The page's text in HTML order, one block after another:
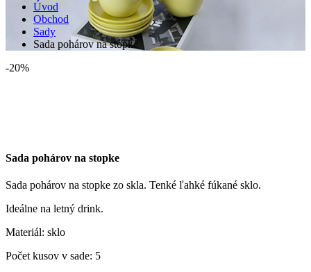
Úvod
Obchod
Sady
Sada pohárov na stopke
-20%
Sada pohárov na stopke
Sada pohárov na stopke zo skla. Tenké ľahké fúkané sklo.
Ideálne na letný drink.
Materiál: sklo
Počet kusov v sade: 5